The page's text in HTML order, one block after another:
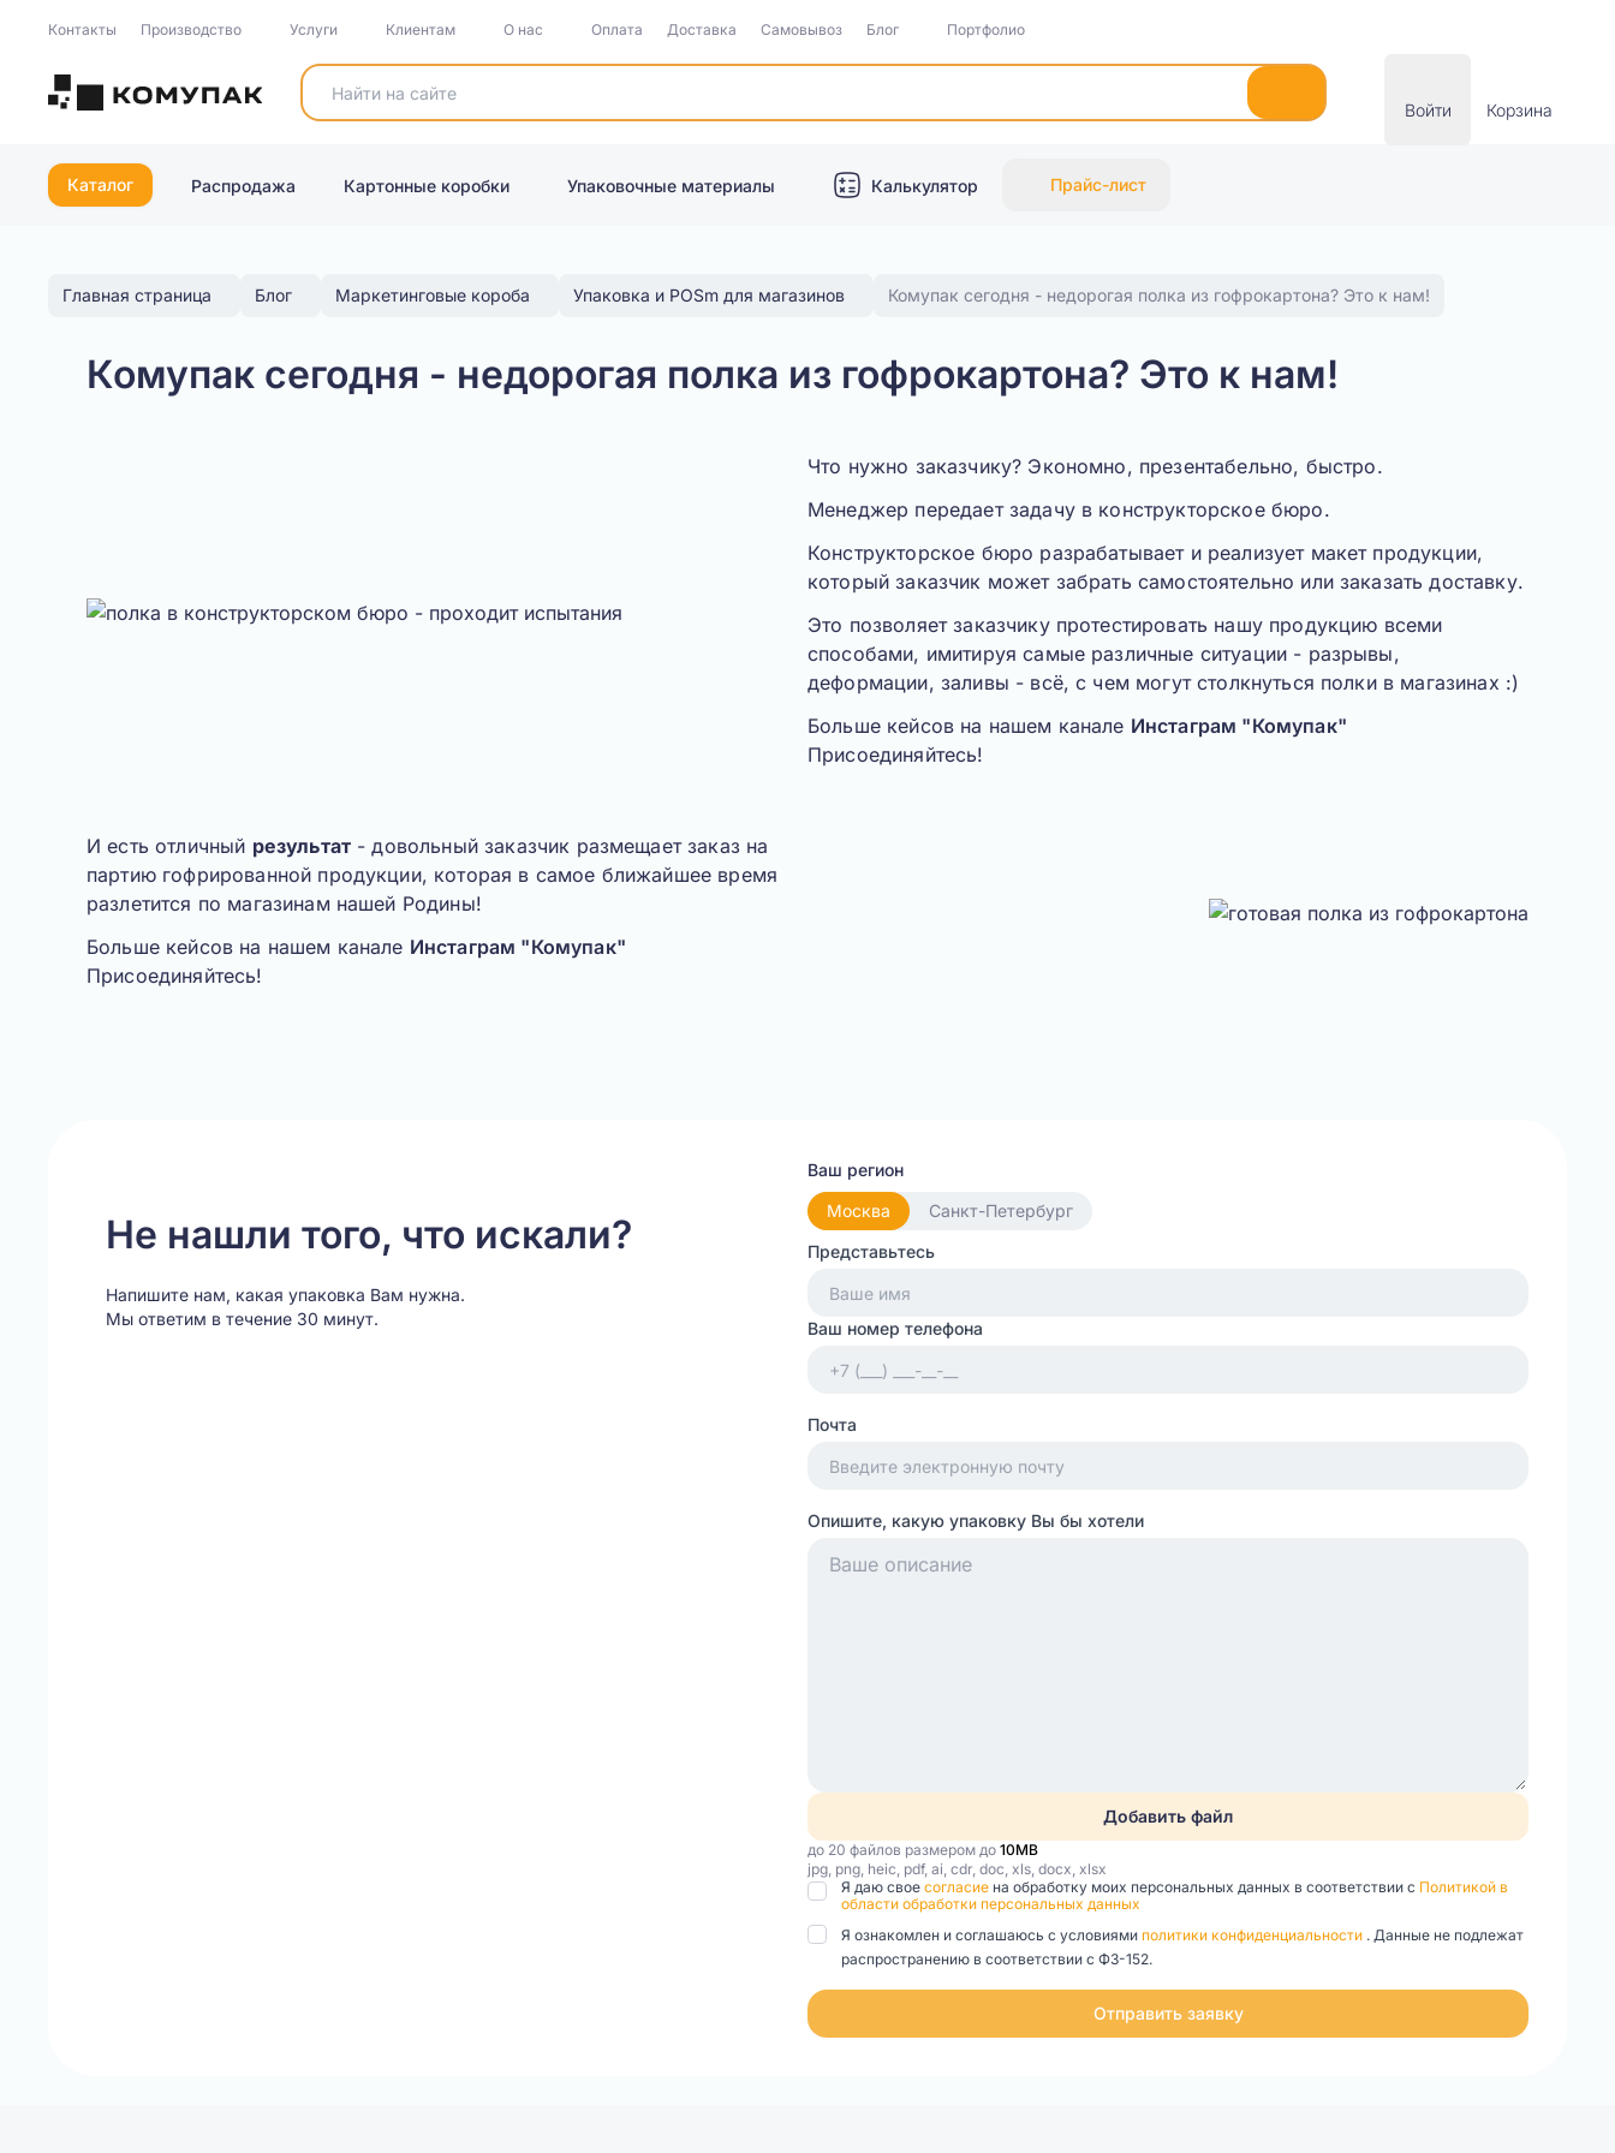
Контакты Производство Услуги Клиентам О нас Оплата Доставка Самовывоз Блог Портфолио
Войти Корзина
Каталог Распродажа Картонные коробки Упаковочные материалы Калькулятор Прайс-лист
Главная страница Блог Маркетинговые короба Упаковка и POSm для магазинов Комупак сегодня - недорогая полка из гофрокартона? Это к нам!
Комупак сегодня - недорогая полка из гофрокартона? Это к нам!
Что нужно заказчику? Экономно, презентабельно, быстро.
Менеджер передает задачу в конструкторское бюро.
Конструкторское бюро разрабатывает и реализует макет продукции,
который заказчик может забрать самостоятельно или заказать доставку.
Это позволяет заказчику протестировать нашу продукцию всеми
способами, имитируя самые различные ситуации - разрывы,
деформации, заливы - всё, с чем могут столкнуться полки в магазинах :)
Больше кейсов на нашем канале Инстаграм "Комупак"
Присоединяйтесь!
И есть отличный результат - довольный заказчик размещает заказ на
партию гофрированной продукции, которая в самое ближайшее время
разлетится по магазинам нашей Родины!
Больше кейсов на нашем канале Инстаграм "Комупак"
Присоединяйтесь!
Не нашли того, что искали?
Напишите нам, какая упаковка Вам нужна.
Мы ответим в течение 30 минут.
Ваш регион
Москва
Санкт-Петербург
Представьтесь
Ваш номер телефона
Почта
Опишите, какую упаковку Вы бы хотели
Добавить файл
до 20 файлов размером до 10MB
jpg, png, heic, pdf, ai, cdr, doc, xls, docx, xlsx
Я даю свое согласие на обработку моих персональных данных в соответствии с Политикой в
области обработки персональных данных
Я ознакомлен и соглашаюсь с условиями политики конфиденциальности . Данные не подлежат
распространению в соответствии с ФЗ-152.
Отправить заявку